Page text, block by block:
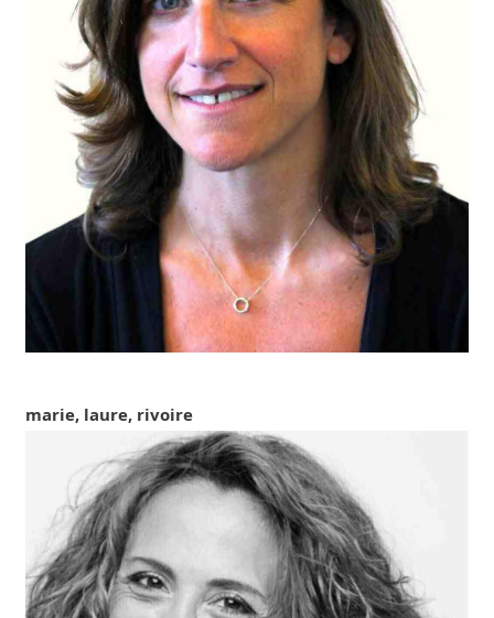
marie, laure, rivoire